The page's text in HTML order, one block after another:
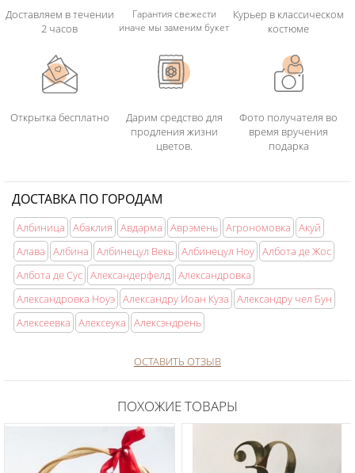
Доставляем в течении
2 часов
Гарантия свежести
иначе мы заменим букет
Курьер в классическом
костюме
Открытка бесплатно
Дарим средство для
продления жизни
цветов.
Фото получателя во
время вручения
подарка
ДОСТАВКА ПО ГОРОДАМ
Албиница Абаклия Авдарма Аврэмень Агрономовка
Акуй
Алава
Албина Албинецул Векь Албинецул Ноу Албота де Жос
Албота де Сус Александерфелд Александровка
Александровка Ноуэ Александру Иоан Куза
Александру чел Бун
Алексеевка
Алексеука Алексэндрень
ОСТАВИТЬ ОТЗЫВ
ПОХОЖИЕ ТОВАРЫ